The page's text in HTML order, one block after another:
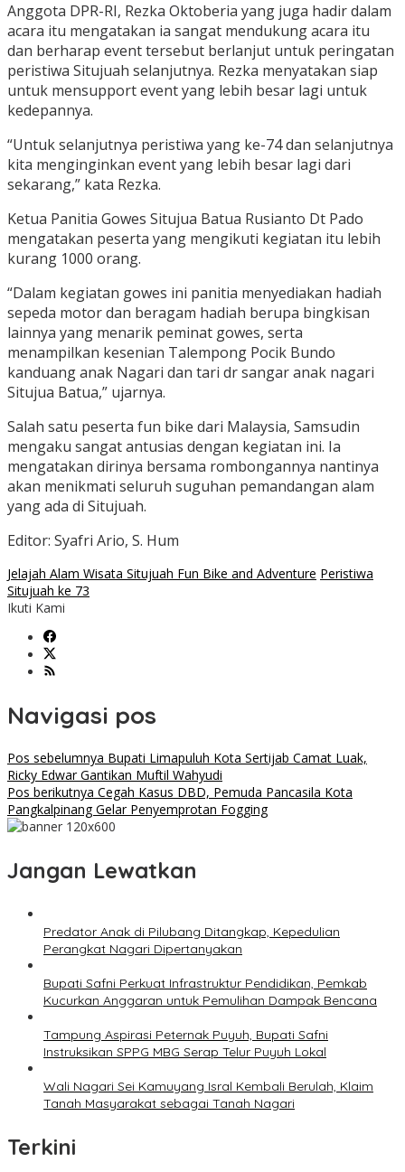
Anggota DPR-RI, Rezka Oktoberia yang juga hadir dalam
acara itu mengatakan ia sangat mendukung acara itu
dan berharap event tersebut berlanjut untuk peringatan
peristiwa Situjuah selanjutnya. Rezka menyatakan siap
untuk mensupport event yang lebih besar lagi untuk
kedepannya.
“Untuk selanjutnya peristiwa yang ke-74 dan selanjutnya
kita menginginkan event yang lebih besar lagi dari
sekarang,” kata Rezka.
Ketua Panitia Gowes Situjua Batua Rusianto Dt Pado
mengatakan peserta yang mengikuti kegiatan itu lebih
kurang 1000 orang.
“Dalam kegiatan gowes ini panitia menyediakan hadiah
sepeda motor dan beragam hadiah berupa bingkisan
lainnya yang menarik peminat gowes, serta
menampilkan kesenian Talempong Pocik Bundo
kanduang anak Nagari dan tari dr sangar anak nagari
Situjua Batua,” ujarnya.
Salah satu peserta fun bike dari Malaysia, Samsudin
mengaku sangat antusias dengan kegiatan ini. Ia
mengatakan dirinya bersama rombongannya nantinya
akan menikmati seluruh suguhan pemandangan alam
yang ada di Situjuah.
Editor: Syafri Ario, S. Hum
Jelajah Alam Wisata Situjuah Fun Bike and Adventure Peristiwa
Situjuah ke 73
Ikuti Kami
Navigasi pos
Pos sebelumnya Bupati Limapuluh Kota Sertijab Camat Luak,
Ricky Edwar Gantikan Muftil Wahyudi
Pos berikutnya Cegah Kasus DBD, Pemuda Pancasila Kota
Pangkalpinang Gelar Penyemprotan Fogging
Jangan Lewatkan
Predator Anak di Pilubang Ditangkap, Kepedulian
Perangkat Nagari Dipertanyakan
Bupati Safni Perkuat Infrastruktur Pendidikan, Pemkab
Kucurkan Anggaran untuk Pemulihan Dampak Bencana
Tampung Aspirasi Peternak Puyuh, Bupati Safni
Instruksikan SPPG MBG Serap Telur Puyuh Lokal
Wali Nagari Sei Kamuyang Isral Kembali Berulah, Klaim
Tanah Masyarakat sebagai Tanah Nagari
Terkini